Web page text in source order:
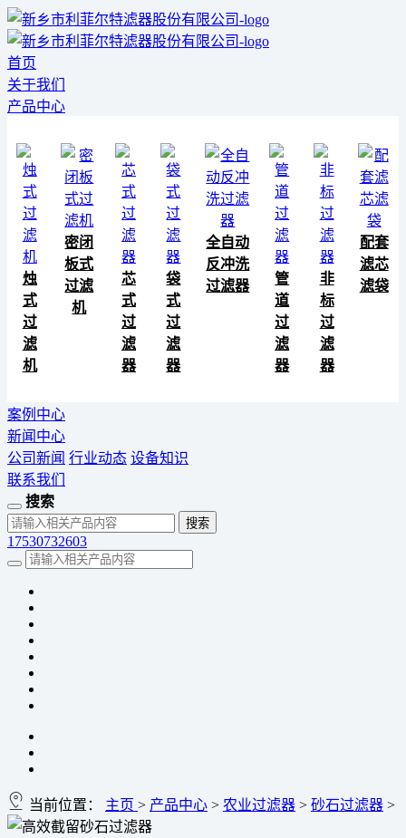
首页
关于我们
产品中心
烛
式
过
滤
机
密闭
板式
过滤
机
芯
式
过
滤
器
袋
式
过
滤
器
全自动
反冲洗
过滤器
管
道
过
滤
器
非
标
过
滤
器
配套
滤芯
滤袋
案例中心
新闻中心
公司新闻 行业动态 设备知识
联系我们
搜索
17530732603
当前位置： 主页 > 产品中心 > 农业过滤器 > 砂石过滤器 >